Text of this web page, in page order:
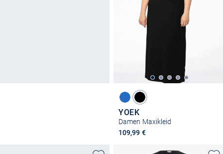
YOEK
Damen Maxikleid
109,99 €